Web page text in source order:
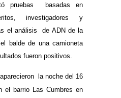
pruebas basadas en
investigadores y
el análisis de ADN de la
balde de una camioneta
fueron positivos.
la noche del 16
el barrio Las Cumbres en